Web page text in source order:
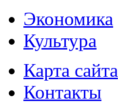
Экономика
Культура
Карта сайта
Контакты